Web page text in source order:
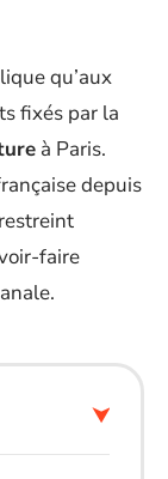
qu’aux
fixés par la
à Paris.
depuis
faire